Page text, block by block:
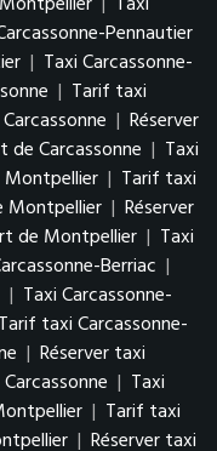
Pennautier
| Taxi Carcassonne-
| Tarif taxi
| Réserver
Carcassonne | Taxi
Montpellier | Tarif taxi
Montpellier | Réserver
de Montpellier | Taxi
Berriac |
| Taxi Carcassonne-
Tarif taxi Carcassonne-
| Réserver taxi
| Taxi
| Tarif taxi
| Réserver taxi